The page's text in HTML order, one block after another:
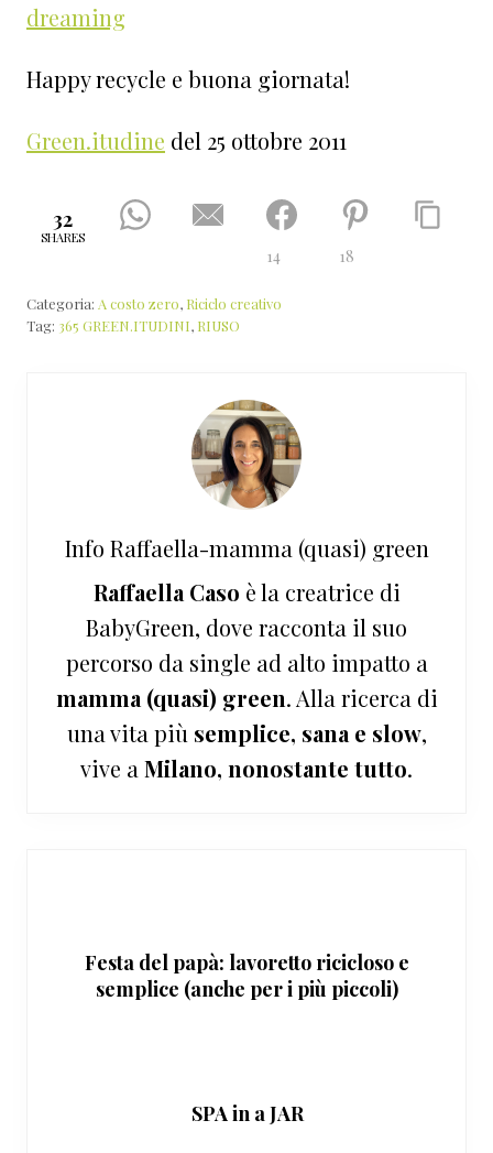
dreaming
Happy recycle e buona giornata!
Green.itudine del 25 ottobre 2011
32
SHARES
14 18
Categoria: A costo zero, Riciclo creativo
Tag: 365 GREEN.ITUDINI, RIUSO
Info Raffaella-mamma (quasi) green
Raffaella Caso è la creatrice di
BabyGreen, dove racconta il suo
percorso da single ad alto impatto a
mamma (quasi) green. Alla ricerca di
una vita più semplice, sana e slow,
vive a Milano, nonostante tutto.
Festa del papà: lavoretto ricicloso e
semplice (anche per i più piccoli)
SPA in a JAR